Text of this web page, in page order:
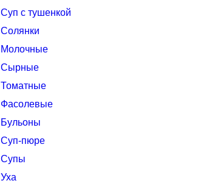
Суп с тушенкой
Солянки
Молочные
Сырные
Томатные
Фасолевые
Бульоны
Суп-пюре
Супы
Уха